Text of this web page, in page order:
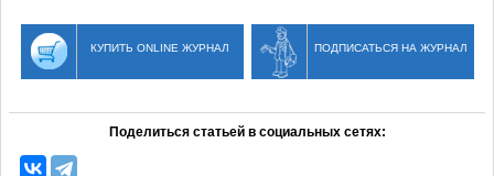
КУПИТЬ ONLINE ЖУРНАЛ ПОДПИСАТЬСЯ НА ЖУРНАЛ
Поделиться статьей в социальных сетях: